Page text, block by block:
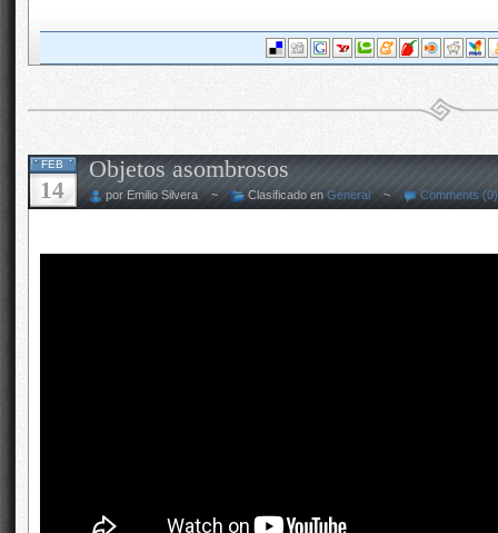
FEB
14
Objetos asombrosos
por Emilio Silvera ~ Clasificado en General ~ Comments (0)